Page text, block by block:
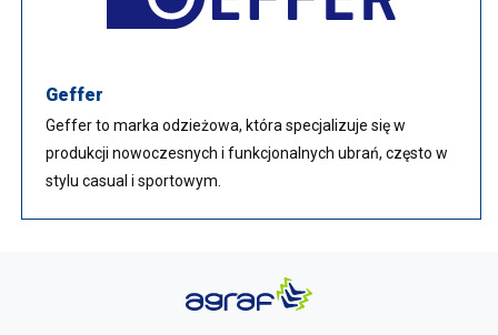
Geffer
Geffer to marka odzieżowa, która specjalizuje się w
produkcji nowoczesnych i funkcjonalnych ubrań, często w
stylu casual i sportowym.